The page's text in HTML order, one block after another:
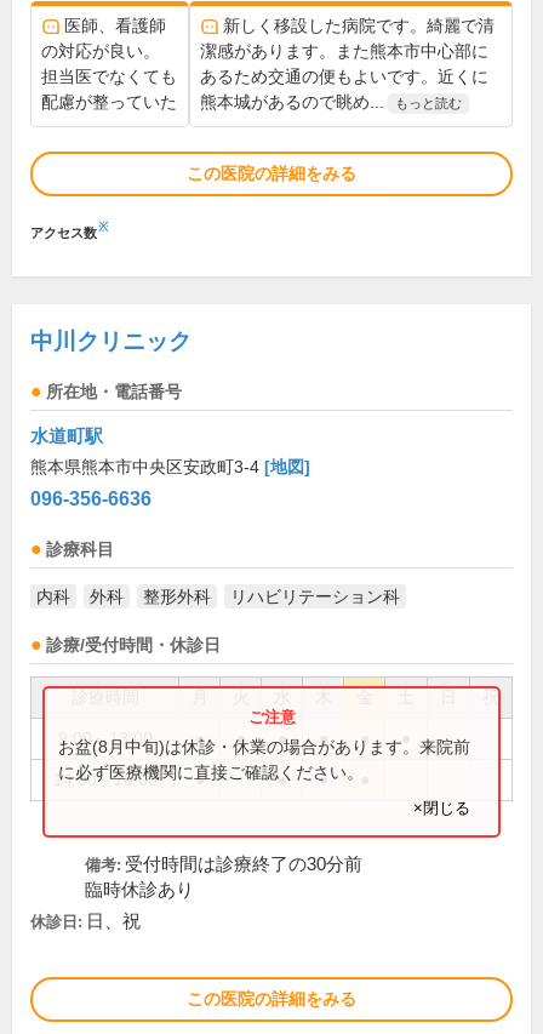
医師、看護師
の対応が良い。
担当医でなくても
配慮が整っていた
新しく移設した病院です。綺麗で清
潔感があります。また熊本市中心部に
あるため交通の便もよいです。近くに
熊本城があるので眺め...
もっと読む
この医院の詳細をみる
アクセス数※
中川クリニック
所在地・電話番号
水道町駅
熊本県熊本市中央区安政町3-4 [地図]
096-356-6636
診療科目
内科 外科 整形外科 リハビリテーション科
診療/受付時間・休診日
祝
9:00～13:00 ● ● ● ● ●
14:00～18:00 ● ● ●
お盆(8月中旬)は休診・休業の場合があります。来院前
に必ず医療機関に直接ご確認ください。
×閉じる
備考: 受付時間は診療終了の30分前
臨時休診あり
休診日: 日、祝
この医院の詳細をみる